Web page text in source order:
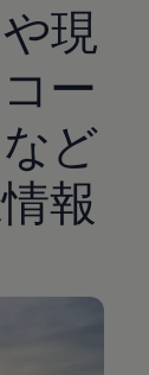
現
ー
ど
報